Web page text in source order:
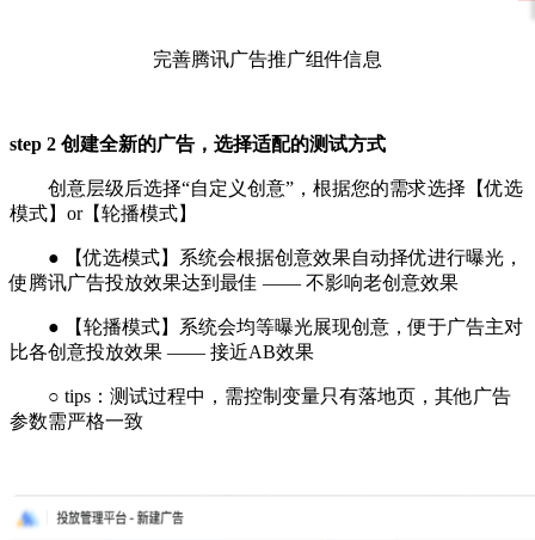
完善腾讯广告推广组件信息
step 2 创建全新的广告，选择适配的测试方式
创意层级后选择“自定义创意”，根据您的需求选择【优选
模式】or【轮播模式】
● 【优选模式】系统会根据创意效果自动择优进行曝光，
使腾讯广告投放效果达到最佳 —— 不影响老创意效果
● 【轮播模式】系统会均等曝光展现创意，便于广告主对
比各创意投放效果 —— 接近AB效果
○ tips：测试过程中，需控制变量只有落地页，其他广告
参数需严格一致